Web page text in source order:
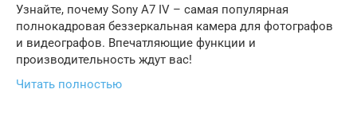
Узнайте, почему Sony A7 IV – самая популярная
полнокадровая беззеркальная камера для фотографов
и видеографов. Впечатляющие функции и
производительность ждут вас!
Читать полностью